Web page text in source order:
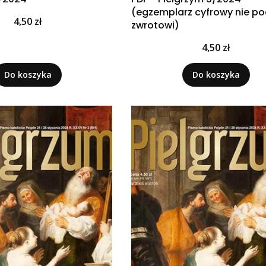
Cena
4,50 zł
Do koszyka
(egzemplarz cyfrowy nie
zwrotowi)
Cena
4,50 zł
Do koszyka